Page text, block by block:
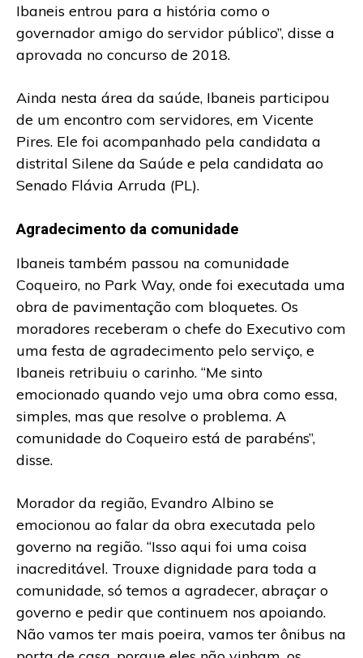
Ibaneis entrou para a história como o
governador amigo do servidor público”, disse a
aprovada no concurso de 2018.
Ainda nesta área da saúde, Ibaneis participou
de um encontro com servidores, em Vicente
Pires. Ele foi acompanhado pela candidata a
distrital Silene da Saúde e pela candidata ao
Senado Flávia Arruda (PL).
Agradecimento da comunidade
Ibaneis também passou na comunidade
Coqueiro, no Park Way, onde foi executada uma
obra de pavimentação com bloquetes. Os
moradores receberam o chefe do Executivo com
uma festa de agradecimento pelo serviço, e
Ibaneis retribuiu o carinho. “Me sinto
emocionado quando vejo uma obra como essa,
simples, mas que resolve o problema. A
comunidade do Coqueiro está de parabéns”,
disse.
Morador da região, Evandro Albino se
emocionou ao falar da obra executada pelo
governo na região. “Isso aqui foi uma coisa
inacreditável. Trouxe dignidade para toda a
comunidade, só temos a agradecer, abraçar o
governo e pedir que continuem nos apoiando.
Não vamos ter mais poeira, vamos ter ônibus na